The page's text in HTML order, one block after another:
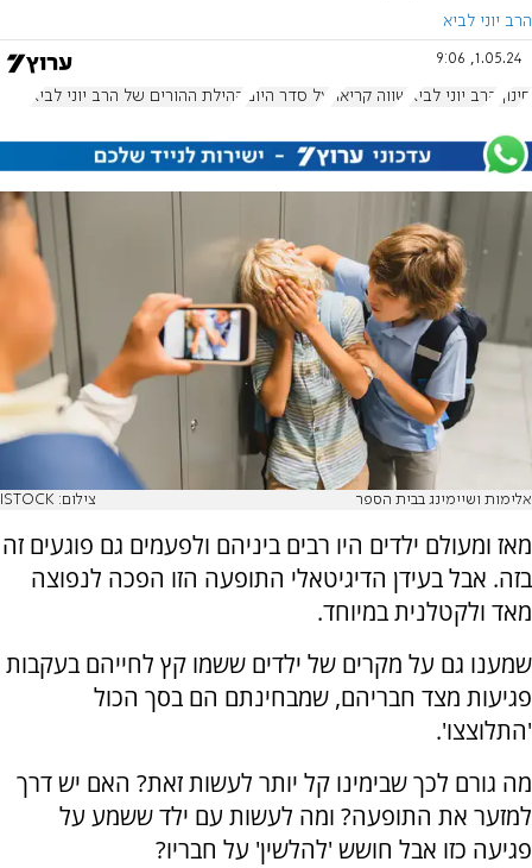
הרב יוני לביא
1.05.24, 9:06
חינוך הרב יוני לביא שווה קריאה על סדר היום קהילת ההורים של הרב יוני לביא
אלימות ושיימינג בבית הספר צילום: ISTOCK
מאז ומעולם ילדים היו רבים ביניהם ולפעמים גם פוגעים זה
בזה. אבל בעידן הדיגיטאלי התופעה הזו הפכה לנפוצה
מאד ולקטלנית במיוחד.
שמענו גם על מקרים של ילדים ששמו קץ לחייהם בעקבות
פגיעות מצד חבריהם, שמבחינתם הם בסך הכול
'התלוצצו'.
מה גורם לכך שבימינו קל יותר לעשות זאת? האם יש דרך
למזער את התופעה? ומה לעשות עם ילד ששמע על
פגיעה כזו אבל חושש 'להלשין' על חבריו?